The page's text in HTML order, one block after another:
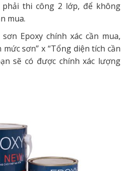
thi công 2 lớp, để không
mua.
Epoxy chính xác cần mua,
sơn” x “Tổng diện tích cần
sẽ có được chính xác lượng